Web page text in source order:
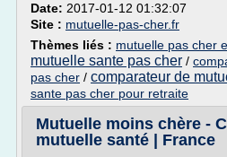
Date: 2017-01-12 01:32:07
Site : mutuelle-pas-cher.fr
Thèmes liés : mutuelle pas cher
mutuelle sante pas cher /
pas cher / comparateur de
sante pas cher pour retraite
Mutuelle moins chère -
mutuelle santé | France